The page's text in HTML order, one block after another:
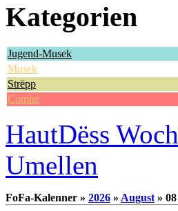
Kategorien
Jugend-Musek
Musek
Strëpp
Comité
HautDëss Woch
Umellen
FoFa-Kalenner » 2026 » August » 08